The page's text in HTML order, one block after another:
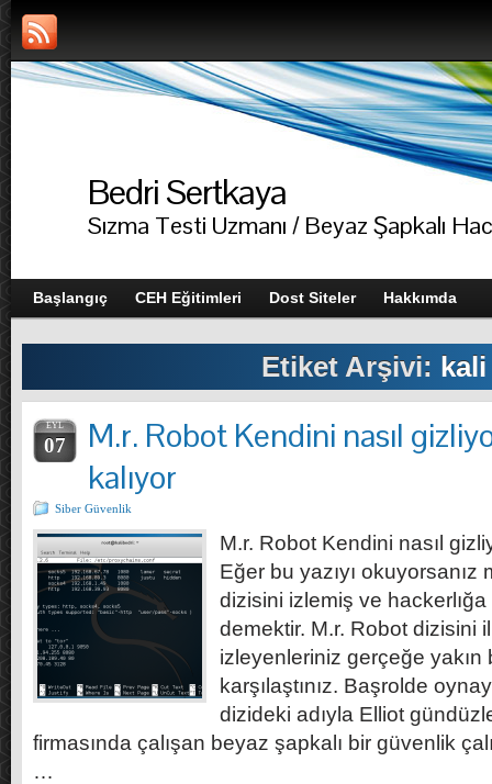
Bedri Sertkaya
Sızma Testi Uzmanı / Beyaz Şapkalı
Başlangıç CEH Eğitimleri Dost Siteler Hakkımda
Etiket Arşivi: kali
EYL
07
M.r. Robot Kendini nasıl
kalıyor
Siber Güvenlik
M.r. Robot Kendini nasıl
Eğer bu yazıyı
dizisini izlemiş ve
demektir. M.r. Robot dizisini
izleyenleriniz gerçeğe yakın
karşılaştınız. Başrolde
dizideki adıyla Elliot
firmasında çalışan beyaz şapkalı bir güvenlik
…